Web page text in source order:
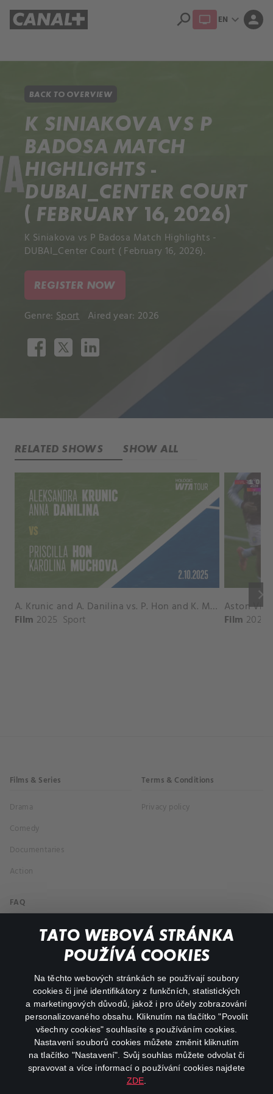
TATO WEBOVÁ STRÁNKA
POUŽÍVÁ COOKIES
Na těchto webových stránkách se používají soubory
cookies či jiné identifikátory z funkčních, statistických
a marketingových důvodů, jakož i pro účely zobrazování
personalizovaného obsahu. Kliknutím na tlačítko "Povolit
všechny cookies" souhlasíte s používáním cookies.
Nastavení souborů cookies můžete změnit kliknutím
na tlačítko "Nastavení". Svůj souhlas můžete odvolat či
spravovat a více informací o používání cookies najdete
ZDE
search EN expand_more person
BACK TO OVERVIEW
K SINIAKOVA VS P
BADOSA MATCH
HIGHLIGHTS -
DUBAI_CENTER COURT
( FEBRUARY 16, 2026)
K Siniakova vs P Badosa Match Highlights -
DUBAI_Center Court ( February 16, 2026).
REGISTER NOW
Genre: Sport Aired year: 2026
RELATED SHOWS SHOW ALL
keyboard_arrow_right
A. Krunic and A. Danilina vs. P. Hon and K. Muchova Match Highlights - BEIJING_Capital Group Diamond ( October 02, 2025)
Film 2025 Sport Film 2026
Films & Series
Drama
Comedy
Documentaries
Action
Terms & Conditions
Privacy policy
FAQ
My profile
facebookinstagram
youtube